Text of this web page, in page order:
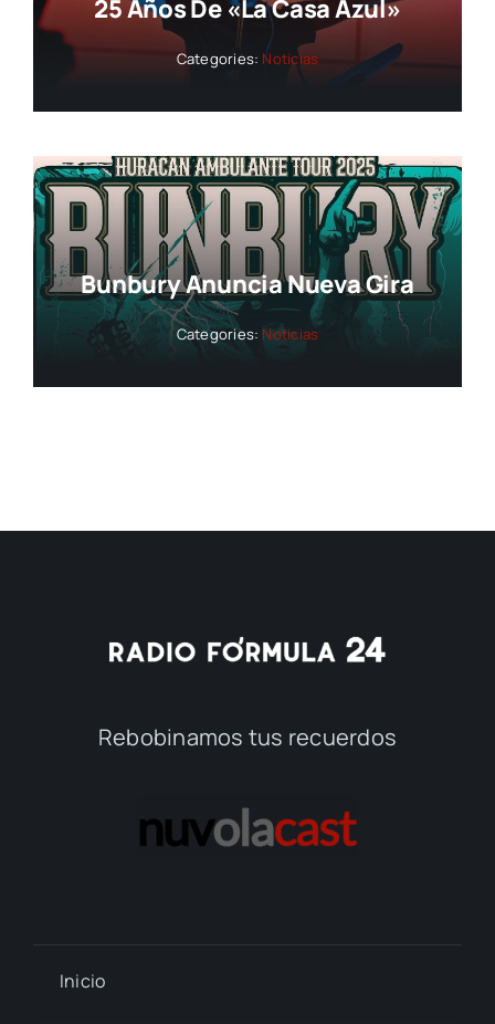
25 Años De «La Casa Azul»
Categories: Noticias
Bunbury Anuncia Nueva Gira
Categories: Noticias
Rebobinamos tus recuerdos
Inicio